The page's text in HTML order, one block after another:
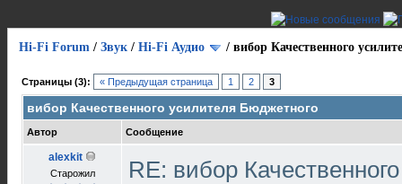
Hi-Fi Forum / Звук / Hi-Fi Аудио / вибор Качественного
Страницы (3): « Предыдущая страница 1 2 3
вибор Качественного усилителя Бюджетного
Автор Сообщение
alexkit
Старожил
RE: вибор